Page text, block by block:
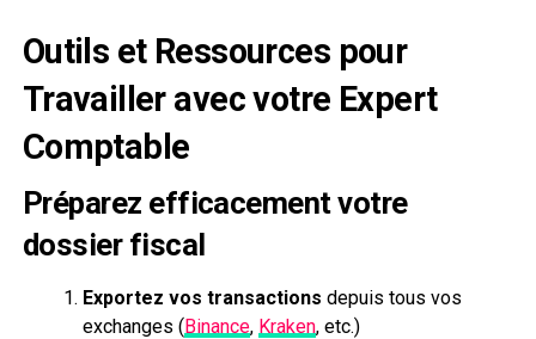
Outils et Ressources pour
Travailler avec votre Expert
Comptable
Préparez efficacement votre
dossier fiscal
Exportez vos transactions depuis tous vos
exchanges (Binance, Kraken, etc.)